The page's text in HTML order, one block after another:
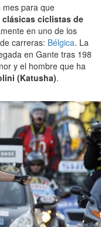
para que
clásicas ciclistas de
en uno de los
carreras: Bélgica. La
en Gante tras 198
y el hombre que ha
(Katusha).